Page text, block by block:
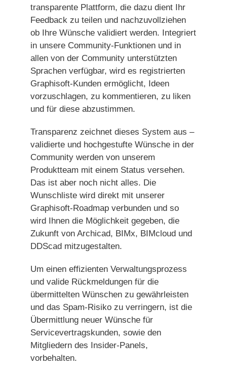
transparente Plattform, die dazu dient Ihr
Feedback zu teilen und nachzuvollziehen
ob Ihre Wünsche validiert werden. Integriert
in unsere Community-Funktionen und in
allen von der Community unterstützten
Sprachen verfügbar, wird es registrierten
Graphisoft-Kunden ermöglicht, Ideen
vorzuschlagen, zu kommentieren, zu liken
und für diese abzustimmen.
Transparenz zeichnet dieses System aus –
validierte und hochgestufte Wünsche in der
Community werden von unserem
Produktteam mit einem Status versehen.
Das ist aber noch nicht alles. Die
Wunschliste wird direkt mit unserer
Graphisoft-Roadmap verbunden und so
wird Ihnen die Möglichkeit gegeben, die
Zukunft von Archicad, BIMx, BIMcloud und
DDScad mitzugestalten.
Um einen effizienten Verwaltungsprozess
und valide Rückmeldungen für die
übermittelten Wünschen zu gewährleisten
und das Spam-Risiko zu verringern, ist die
Übermittlung neuer Wünsche für
Servicevertragskunden, sowie den
Mitgliedern des Insider-Panels,
vorbehalten.